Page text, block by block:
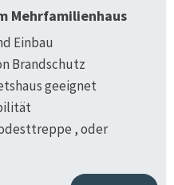
Mehrfamilienhaus
Einbau
Brandschutz
geeignet
, oder